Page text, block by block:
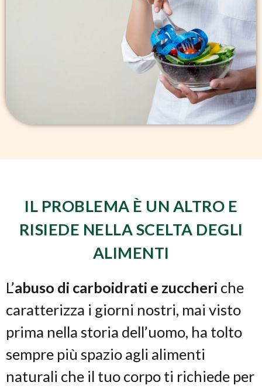
IL PROBLEMA È UN ALTRO E
RISIEDE NELLA SCELTA DEGLI
ALIMENTI
L’abuso di carboidrati e zuccheri che
caratterizza i giorni nostri, mai visto
prima nella storia dell’uomo, ha tolto
sempre più spazio agli alimenti
naturali che il tuo corpo ti richiede per